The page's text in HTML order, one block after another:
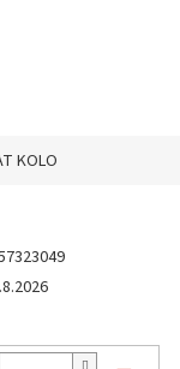
KOLO